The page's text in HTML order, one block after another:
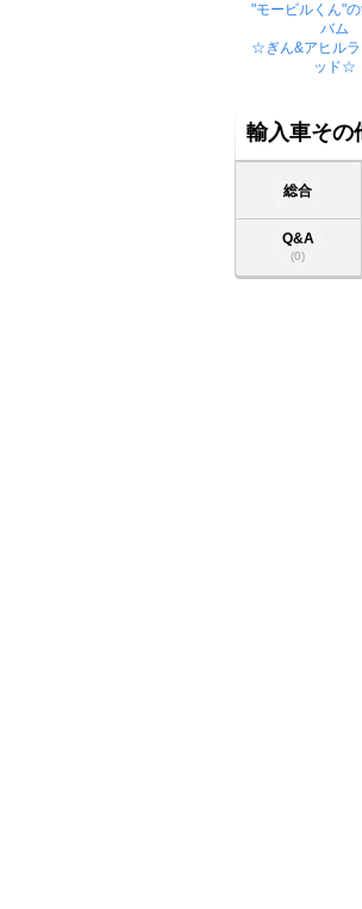
"モービルくん"
バム
☆ぎん&アヒルラ
ッド☆
輸入車その
総合
Q&A
(0)